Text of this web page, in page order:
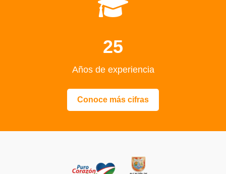
25
Años de experiencia
Conoce más cifras